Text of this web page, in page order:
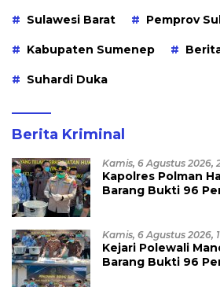
Sulawesi Barat Pemprov
Kabupaten Sumenep
Suhardi Duka
Berita Kriminal
Kamis, 6 Agustus 2026,
Kapolres Polman
Barang Bukti 96
Kamis, 6 Agustus 2026,
Kejari Polewali
Barang Bukti 96